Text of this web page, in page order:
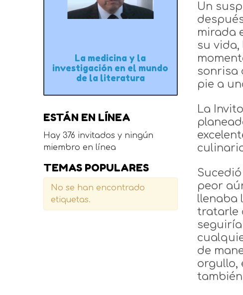
Un
mirada
su
sonrisa
pie a
La
peor
llenaba
tratarle
de
orgullo,
La medicina y la
investigación en el mundo
de la literatura
ESTÁN EN LÍNEA
Hay 376 invitados y ningún
miembro en línea
TEMAS POPULARES
No se han encontrado
etiquetas.